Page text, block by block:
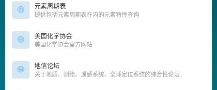
元素周期表
提供包括元素周期表在内的元素特性查询
美国化学协会
美国化学协会官方网站
地信论坛
关于地质、测绘、遥感系统、全球定位系统的综合性论坛